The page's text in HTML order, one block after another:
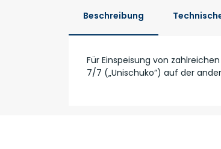
Beschreibung
Für Einspeisung von
7/7 („Unischuko”) auf der